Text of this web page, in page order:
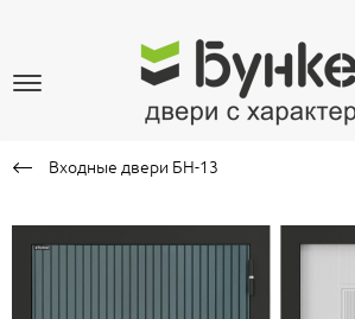
Входные двери БН-13